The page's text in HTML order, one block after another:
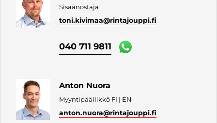
Sisäänostaja
toni.kivimaa@rintajouppi.fi
040 711 9811
Anton Nuora
Myyntipäällikkö FI | EN
anton.nuora@rintajouppi.fi